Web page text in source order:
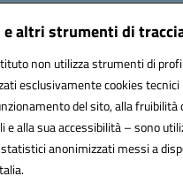
e altri strumenti di
non utilizza strumenti di
esclusivamente cookies
del sito, alla fruibilità
e alla sua accessibilità – sono
anonimizzati messi a
Email:
84000710792
CZIC869004
fatturazione (CUF): UFKGA0